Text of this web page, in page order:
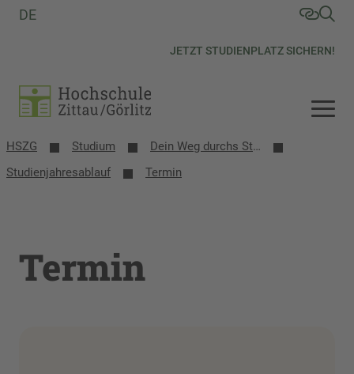
JETZT STUDIENPLATZ SICHERN!
DE
HSZG Studium
Dein Weg durchs Studium
Studienjahresablauf
Termin
Termin